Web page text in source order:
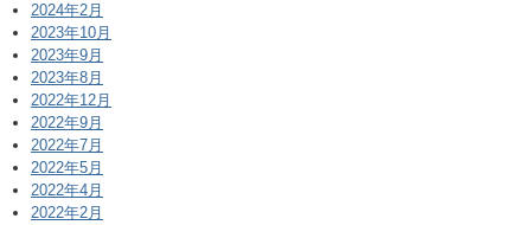
2024年2月
2023年10月
2023年9月
2023年8月
2022年12月
2022年9月
2022年7月
2022年5月
2022年4月
2022年2月